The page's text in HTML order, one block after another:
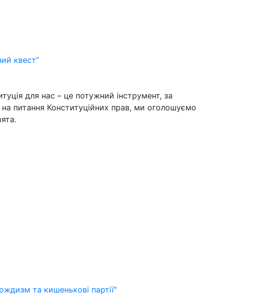
квест”
для нас – це потужний інструмент, за
питання Конституційних прав, ми оголошуємо
та кишенькові партії"